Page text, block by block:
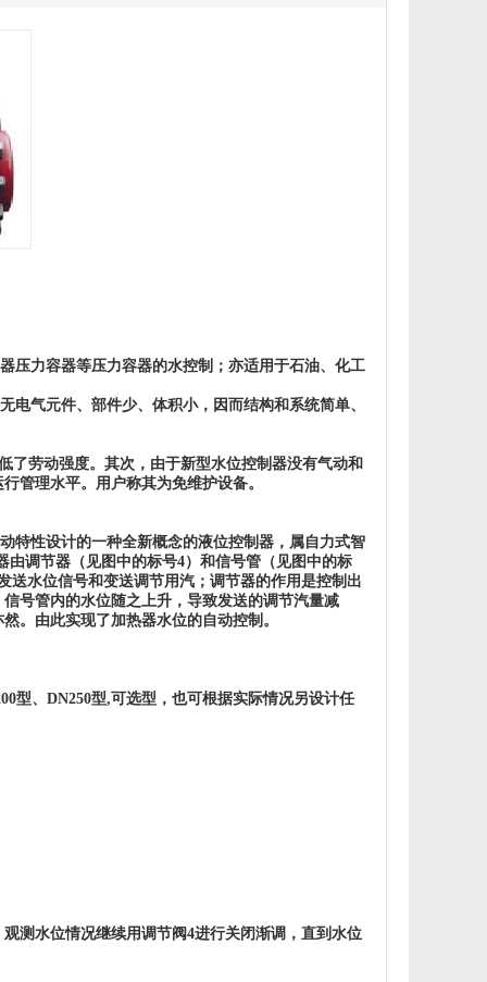
压力容器等压力容器的水控制；亦适用于石油、化工
气元件、部件少、体积小，因而结构和系统简单、
了劳动强度。其次，由于新型水位控制器没有气动和
管理水平。用户称其为免维护设备。
特性设计的一种全新概念的液位控制器，属自力式智
调节器（见图中的标号4）和信号管（见图中的标
送水位信号和变送调节用汽；调节器的作用是控制出
号管内的水位随之上升，导致发送的调节汽量减
。由此实现了加热器水位的自动控制。
型、DN250型,可选型，也可根据实际情况另设计任
测水位情况继续用调节阀4进行关闭渐调，直到水位